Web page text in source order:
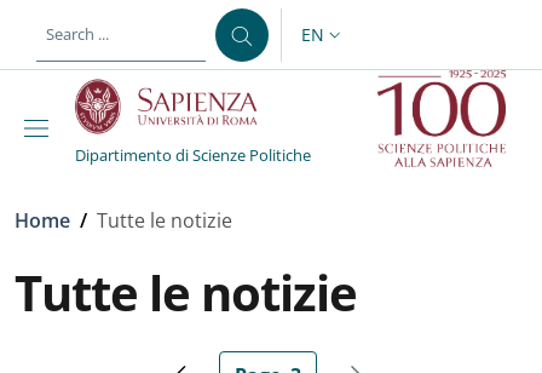
LANGUAGE SWITCHER:
EN
Dipartimento di Scienze Politiche
Breadcrumb
Home / Tutte le notizie
Tutte le notizie